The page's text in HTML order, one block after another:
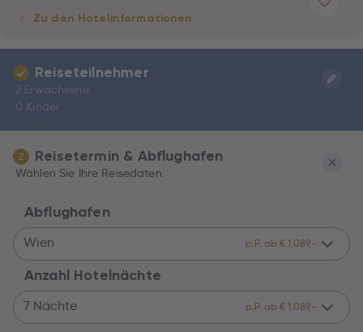
Zu den Hotelinformationen
Reiseteilnehmer
2 Erwachsene
0 Kinder
2 Reisetermin & Abflughafen
Wählen Sie Ihre Reisedaten.
Abflughafen
Wien p.P. ab € 1.089,-
Anzahl Hotelnächte
7 Nächte p.P. ab € 1.089,-